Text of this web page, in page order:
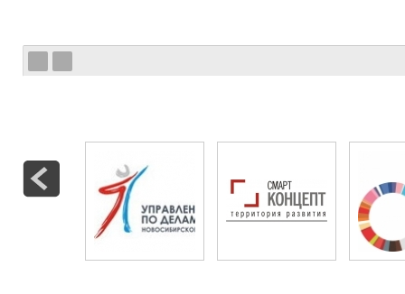
Страницы